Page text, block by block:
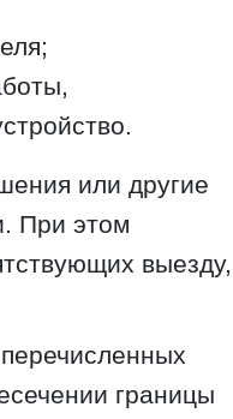
или другие
При этом
выезду,
границы